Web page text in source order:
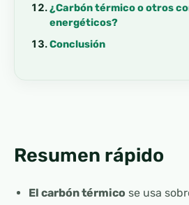
¿Carbón térmico o otros
energéticos?
Conclusión
Resumen rápido
El carbón térmico se usa